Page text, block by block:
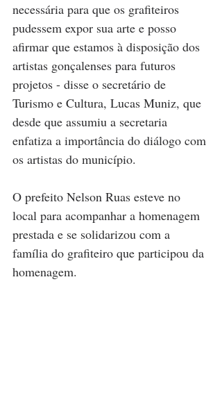
necessária para que os grafiteiros
pudessem expor sua arte e posso
afirmar que estamos à disposição dos
artistas gonçalenses para futuros
projetos - disse o secretário de
Turismo e Cultura, Lucas Muniz, que
desde que assumiu a secretaria
enfatiza a importância do diálogo com
os artistas do município.
O prefeito Nelson Ruas esteve no
local para acompanhar a homenagem
prestada e se solidarizou com a
família do grafiteiro que participou da
homenagem.